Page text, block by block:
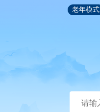
老年模式